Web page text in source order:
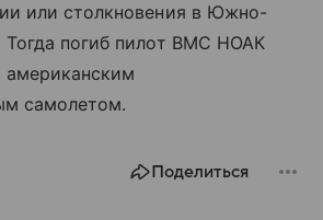
или столкновения в Южно-
погиб пилот ВМС НОАК
американским
самолетом.
Поделиться